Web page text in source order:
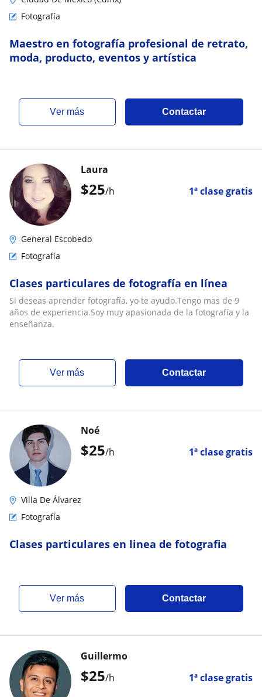
Fotografía
Maestro en fotografía profesional de retrato,
moda, producto, eventos y artística
ver más Contactar
$25/h 1ª clase gratis
Laura
General Escobedo
Fotografía
Clases particulares de fotografía en línea
Si deseas aprender fotografía, yo te ayudo.Tengo mas de 9
años de experiencia.Soy muy apasionada de la fotografía y la
enseñanza.
ver más Contactar
$25/h 1ª clase gratis
Noé
Villa De Álvarez
Fotografía
Clases particulares en linea de fotografia
ver más Contactar
$25/h 1ª clase gratis
Guillermo